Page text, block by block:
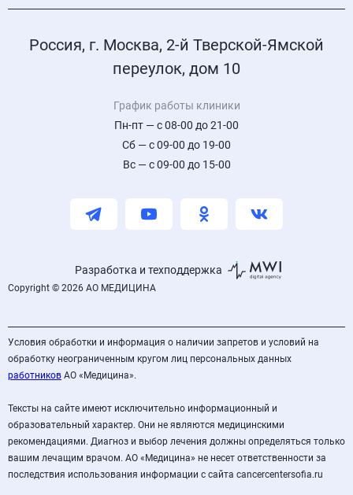
Россия, г. Москва, 2-й Тверской-Ямской
переулок, дом 10
График работы клиники
Пн-пт — с 08-00 до 21-00
Сб — с 09-00 до 19-00
Вс — с 09-00 до 15-00
Разработка и техподдержка
Copyright © 2026 АО МЕДИЦИНА
Условия обработки и информация о наличии запретов и условий на
обработку неограниченным кругом лиц персональных данных
работников АО «Медицина».
Тексты на сайте имеют исключительно информационный и
образовательный характер. Они не являются медицинскими
рекомендациями. Диагноз и выбор лечения должны определяться только
вашим лечащим врачом. АО «Медицина» не несет ответственности за
последствия использования информации с сайта cancercentersofia.ru